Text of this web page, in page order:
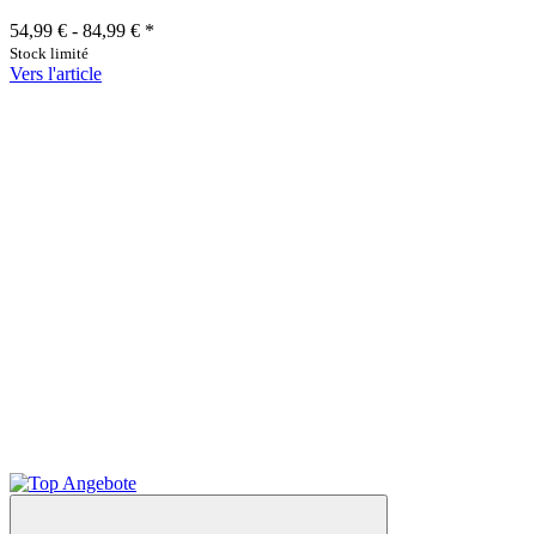
54,99 € - 84,99 € *
Stock limité
Vers l'article